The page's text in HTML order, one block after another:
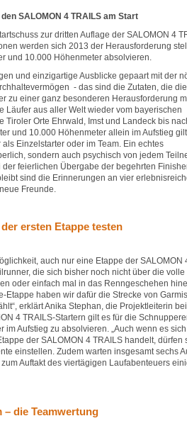
SALOMON 4 TRAILS am Start
zur dritten Auflage der SALOMON 4
werden sich 2013 der Herausforderung
und 10.000 Höhenmeter absolvieren.
und einzigartige Ausblicke gepaart mit der
- das sind die Zutaten, die die
zu einer ganz besonderen Herausforderung
Läufer aus aller Welt wieder vom bayerischen
Tiroler Orte Ehrwald, Imst und Landeck bis
und 10.000 Höhenmeter allein im Aufstieg
Einzelstarter oder im Team. Ein echtes
sondern auch psychisch von jedem
feierlichen Übergabe der begehrten
sind die Erinnerungen an vier
Freunde.
ersten Etappe testen
auch nur eine Etappe der SALOMON
die sich bisher noch nicht über die volle
oder einfach mal in das Renngeschehen
Etappe haben wir dafür die Strecke von
erklärt Anika Stephan, die Projektleiterin
4 TRAILS-Startern gilt es für die
im Aufstieg zu absolvieren. „Auch wenn es
der SALOMON 4 TRAILS handelt, dürfen
einstellen. Zudem warten insgesamt sechs
Auftakt des viertägigen Laufabenteuers
– die Teamwertung